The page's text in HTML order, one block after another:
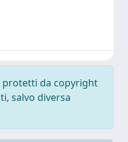
protetti da copyright
salvo diversa